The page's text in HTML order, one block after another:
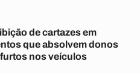
de cartazes em
que absolvem donos
nos veículos